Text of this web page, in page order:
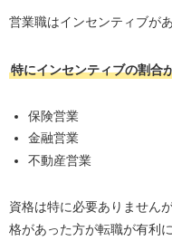
営業職はインセンティブが
特にインセンティブの割合
保険営業
金融営業
不動産営業
資格は特に必要ありません
格があった方が転職が有利